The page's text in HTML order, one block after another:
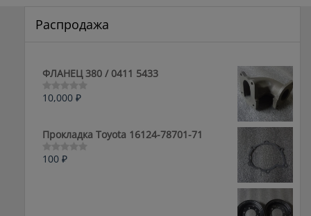
Распродажа
ФЛАНЕЦ 380 / 0411 5433
Оценка
5
10,000 ₽
Прокладка Toyota 16124-78701-71
Оценка
100 ₽